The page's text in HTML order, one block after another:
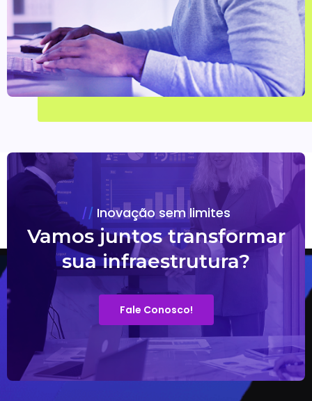
Inovação sem limites
Vamos juntos transformar
sua infraestrutura?
Fale Conosco!